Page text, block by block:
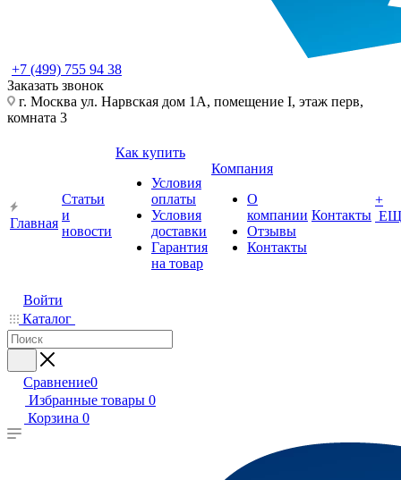
+7 (499) 755 94 38
Заказать звонок
г. Москва ул. Нарвская дом 1А, помещение I, этаж перв,
комната 3
Главная
Статьи
и
новости
Как купить
Условия
оплаты
Условия
доставки
Гарантия
на товар
Компания
О
компании
Отзывы
Контакты
Контакты
+
Войти
Каталог
Сравнение0
Избранные товары 0
Корзина 0